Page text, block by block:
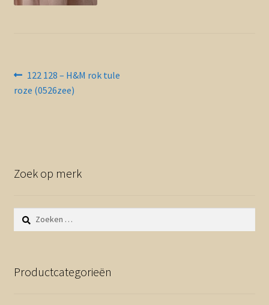
Bericht
navigatie
Vorig
bericht:
122 128 – H&M rok tule
roze (0526zee)
Zoek op merk
Zoeken
naar:
Productcategorieën